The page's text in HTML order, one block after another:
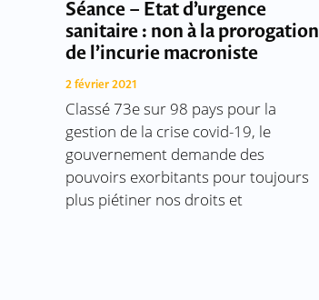
Séance – Etat d’urgence
sanitaire : non à la prorogation
de l’incurie macroniste
2 février 2021
Classé 73e sur 98 pays pour la
gestion de la crise covid-19, le
gouvernement demande des
pouvoirs exorbitants pour toujours
plus piétiner nos droits et